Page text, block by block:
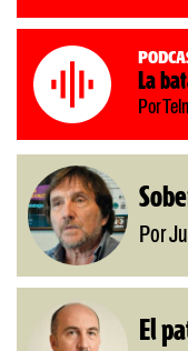
La
Por
Por
El